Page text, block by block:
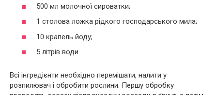
500 мл молочної сироватки;
1 столова ложка рідкого господарського мила;
10 крапель йоду;
5 літрів води.
Всі інгредієнти необхідно перемішати, налити у
розпилювач і обробити рослини. Першу обробку